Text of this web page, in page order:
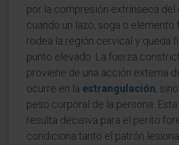
por la compresión extrínseca del
cuando un lazo, soga o elemento
rodea la región cervical y queda
punto elevado. La fuerza
proviene de una acción externa
ocurre en la estrangulación,
peso corporal de la persona.
resulta decisiva para el perito
condiciona tanto el patrón